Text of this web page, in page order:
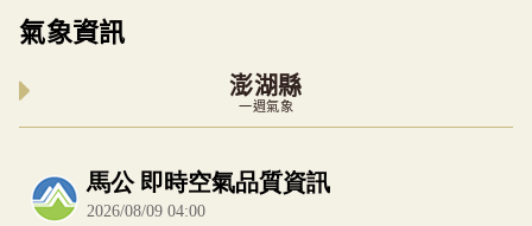
氣象資訊
澎湖縣
一週氣象
內嵌空氣品質小工具為視覺預覽，完整即時空